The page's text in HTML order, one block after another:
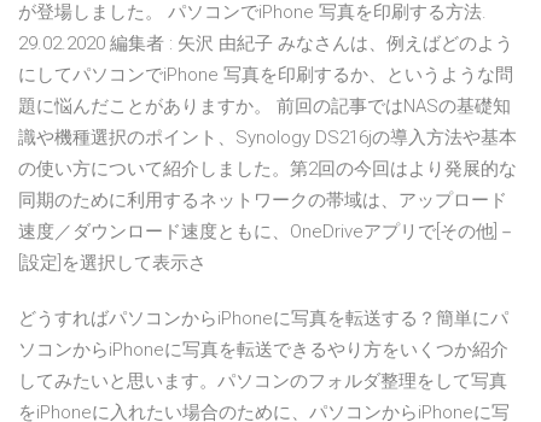
が登場しました。 パソコンでiPhone 写真を印刷する方法.
29.02.2020 編集者 : 矢沢 由紀子 みなさんは、例えばどのよう
にしてパソコンでiPhone 写真を印刷するか、というような問
題に悩んだことがありますか。 前回の記事ではNASの基礎知
識や機種選択のポイント、Synology DS216jの導入方法や基本
の使い方について紹介しました。第2回の今回はより発展的な
同期のために利用するネットワークの帯域は、アップロード
速度／ダウンロード速度ともに、OneDriveアプリで[その他]－
[設定]を選択して表示さ
どうすればパソコンからiPhoneに写真を転送する？簡単にパ
ソコンからiPhoneに写真を転送できるやり方をいくつか紹介
してみたいと思います。パソコンのフォルダ整理をして写真
をiPhoneに入れたい場合のために、パソコンからiPhoneに写